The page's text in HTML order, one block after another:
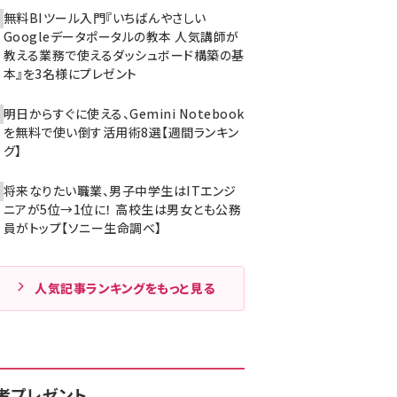
無料BIツール入門『いちばんやさしい
Googleデータポータルの教本 人気講師が
教える業務で使えるダッシュボード構築の基
本』を3名様にプレゼント
明日からすぐに使える、Gemini Notebook
を無料で使い倒す活用術8選【週間ランキン
グ】
将来なりたい職業、男子中学生はITエンジ
ニアが5位→1位に！ 高校生は男女とも公務
員がトップ【ソニー生命調べ】
人気記事ランキングをもっと見る